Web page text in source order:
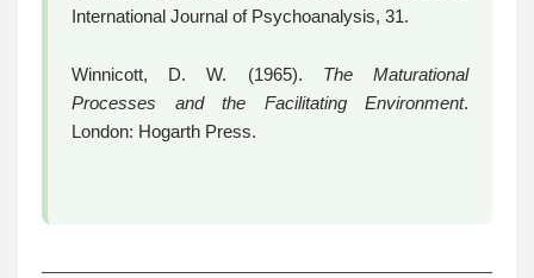
International Journal of Psychoanalysis, 31.
Winnicott, D. W. (1965). The Maturational
Processes and the Facilitating Environment.
London: Hogarth Press.